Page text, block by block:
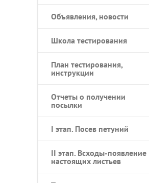
Объявления, новости
Школа тестирования
План тестирования,
инструкции
Отчеты о получении
посылки
I этап. Посев петуний
II этап. Всходы-появление
настоящих листьев